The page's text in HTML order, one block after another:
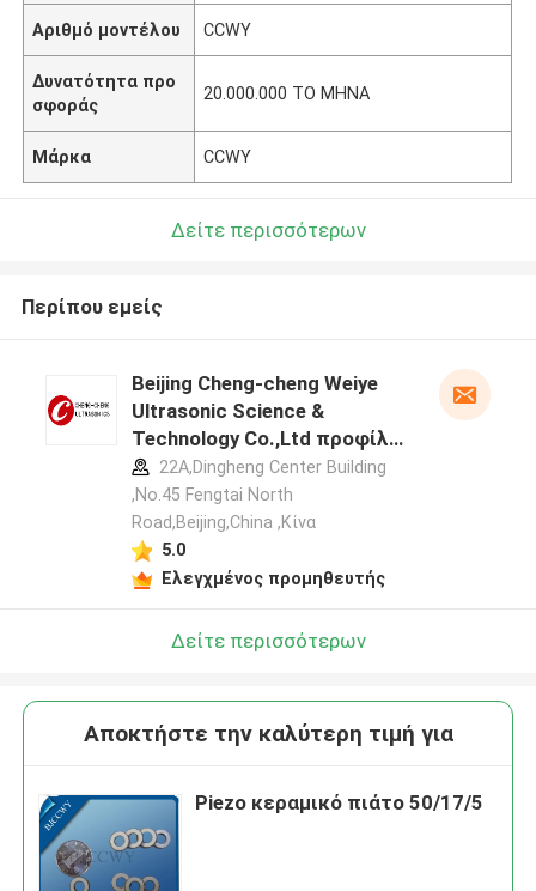
Αριθμό μοντέλου CCWY
Δυνατότητα προ
σφοράς
20.000.000 ΤΟ ΜΗΝΑ
Μάρκα CCWY
Δείτε περισσότερων
Περίπου εμείς
Beijing Cheng-cheng Weiye
Ultrasonic Science &
Technology Co.,Ltd προφίλ
κατασκευαστή
22A,Dingheng Center Building
,No.45 Fengtai North
Road,Beijing,China ,Κίνα
5.0
Ελεγχμένος προμηθευτής
Δείτε περισσότερων
Αποκτήστε την καλύτερη τιμή για
Piezo κεραμικό πιάτο 50/17/5